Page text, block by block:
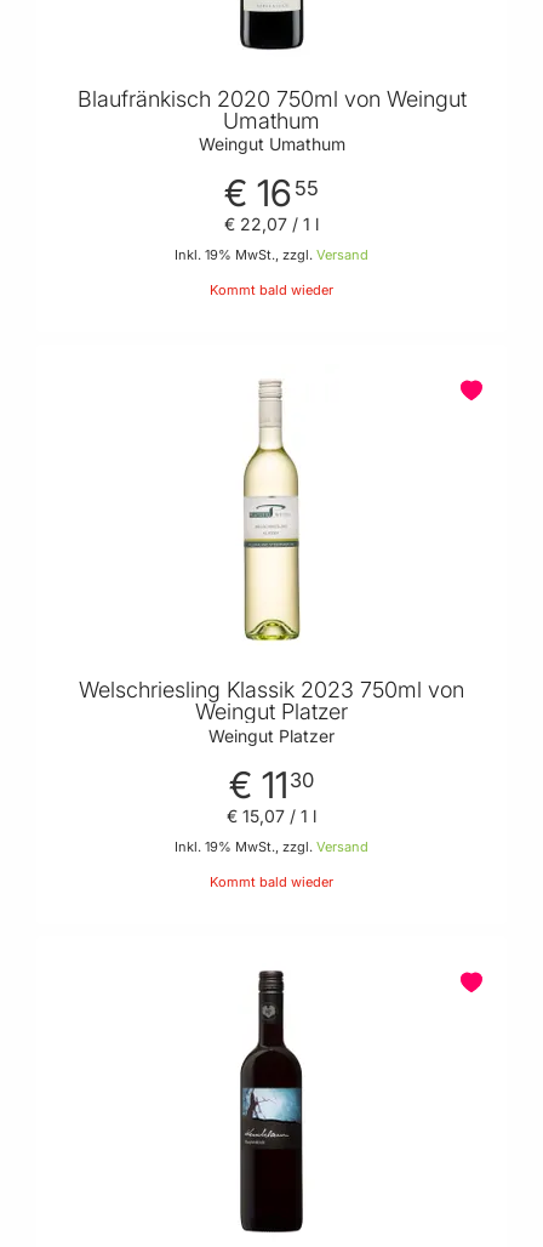
Blaufränkisch 2020 750ml von Weingut
Umathum
Weingut Umathum
€ 16 55
Inkl. 19% MwSt., zzgl. Versand
€ 22,07 / 1 l
Kommt bald wieder
Welschriesling Klassik 2023 750ml von
Weingut Platzer
Weingut Platzer
€ 11 30
Inkl. 19% MwSt., zzgl. Versand
€ 15,07 / 1 l
Kommt bald wieder